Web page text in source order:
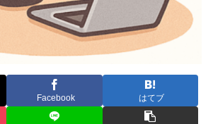
Facebook はてブ